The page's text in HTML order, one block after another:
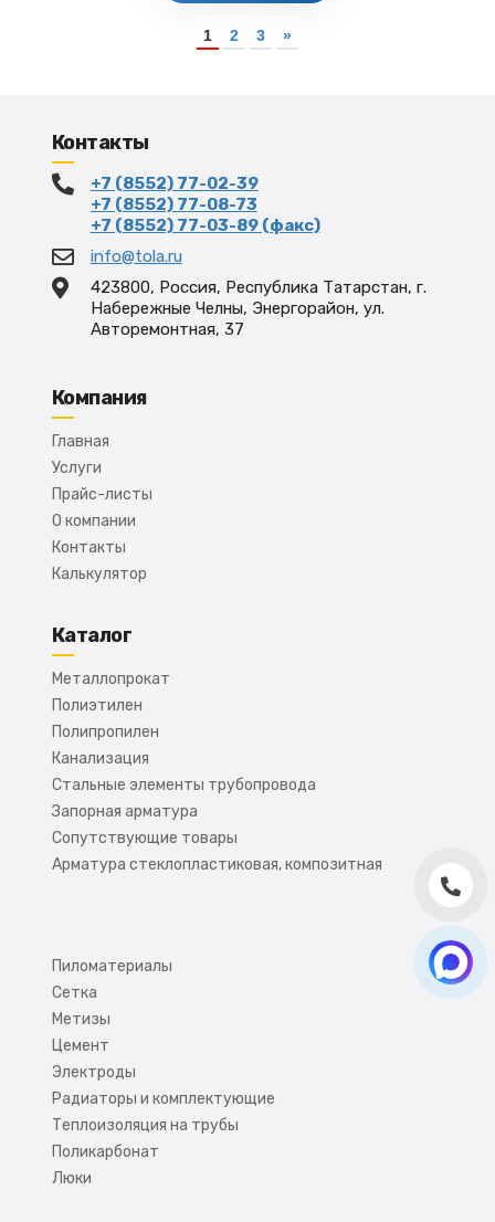
1 2 3 »
Контакты
+7 (8552) 77-02-39
+7 (8552) 77-08-73
+7 (8552) 77-03-89 (факс)
info@tola.ru
423800, Россия, Республика Татарстан, г.
Набережные Челны, Энергорайон, ул.
Авторемонтная, 37
Компания
Главная
Услуги
Прайс-листы
О компании
Контакты
Калькулятор
Каталог
Металлопрокат
Полиэтилен
Полипропилен
Канализация
Стальные элементы трубопровода
Запорная арматура
Сопутствующие товары
Арматура стеклопластиковая, композитная
Пиломатериалы
Сетка
Метизы
Цемент
Электроды
Радиаторы и комплектующие
Теплоизоляция на трубы
Поликарбонат
Люки